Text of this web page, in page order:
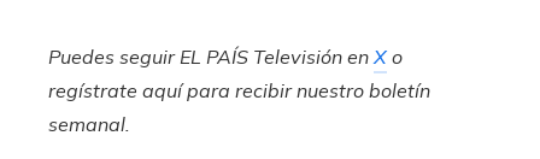
Puedes seguir EL PAÍS Televisión en X o
regístrate aquí para recibirnuestro boletín
semanal